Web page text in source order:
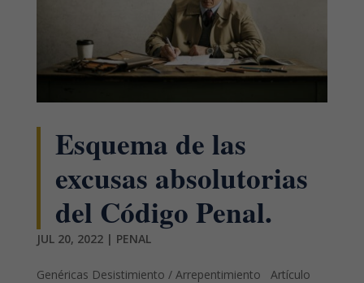
Esquema de las
excusas absolutorias
del Código Penal.
JUL 20, 2022| PENAL
Genéricas Desistimiento / Arrepentimiento Artículo